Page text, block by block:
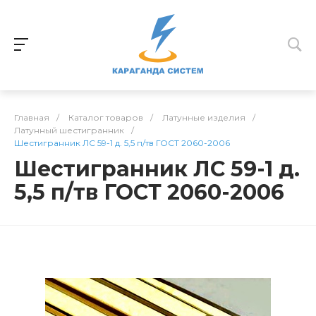
Главная / Каталог товаров / Латунные изделия
/
Латунный шестигранник
/
Шестигранник ЛС 59-1 д. 5,5 п/тв ГОСТ 2060-2006
Шестигранник ЛС 59-1 д.
5,5 п/тв ГОСТ 2060-2006